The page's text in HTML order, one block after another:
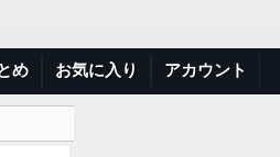
め お気に入り アカウント